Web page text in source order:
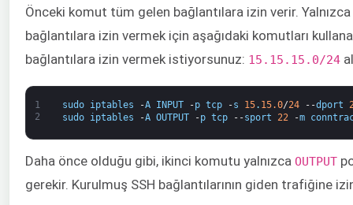
Önceki komut tüm gelen bağlantılara izin verir.
bağlantılara izin vermek için aşağıdaki komutları
bağlantılara izin vermek istiyorsunuz: ​ 15.15.15.0/24​
1
2
sudo iptables -A INPUT -p tcp -s 15. 15.0/24 --dport
sudo
iptables -A OUTPUT -p tcp --sport 22 -m
Daha önce olduğu gibi, ikinci komutu yalnızca ​ OUTPUT
gerekir. Kurulmuş SSH bağlantılarının giden trafiğine